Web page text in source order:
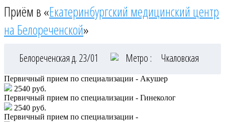
Приём в «Екатеринбургский медицинский центр
на Белореченской»
Белореченская д. 23/01 Метро : Чкаловская
Первичный прием по специализации - Акушер
2540 руб.
Первичный прием по специализации - Гинеколог
2540 руб.
Первичный прием по специализации -